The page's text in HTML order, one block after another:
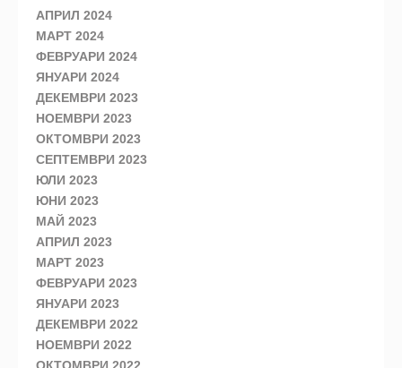
АПРИЛ 2024
МАРТ 2024
ФЕВРУАРИ 2024
ЯНУАРИ 2024
ДЕКЕМВРИ 2023
НОЕМВРИ 2023
ОКТОМВРИ 2023
СЕПТЕМВРИ 2023
ЮЛИ 2023
ЮНИ 2023
МАЙ 2023
АПРИЛ 2023
МАРТ 2023
ФЕВРУАРИ 2023
ЯНУАРИ 2023
ДЕКЕМВРИ 2022
НОЕМВРИ 2022